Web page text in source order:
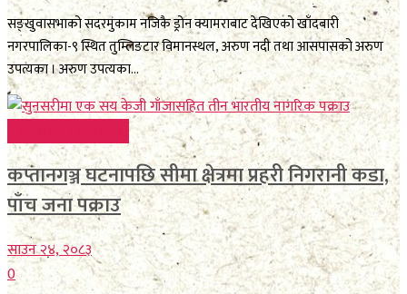
सङ्खुवासभाको सदरमुकाम नजिकै ड्रोन क्यामराबाट देखिएको खाँदबारी
नगरपालिका-९ स्थित तुम्लिङटार विमानस्थल, अरुण नदी तथा आसपासको अरुण
उपत्यका । अरुण उपत्यका...
कप्तानगञ्ज घटनापछि सीमा क्षेत्रमा प्रहरी निगरानी कडा,
पाँच जना पक्राउ
साउन २४, २०८३
0